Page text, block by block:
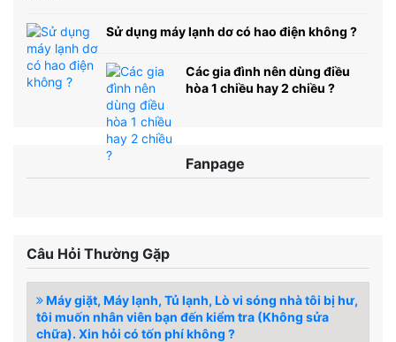
Sử dụng máy lạnh dơ có hao điện không ?
Các gia đình nên dùng điều
hòa 1 chiều hay 2 chiều ?
Fanpage
Câu Hỏi Thường Gặp
Máy giặt, Máy lạnh, Tủ lạnh, Lò vi sóng nhà tôi bị hư,
tôi muốn nhân viên bạn đến kiểm tra (Không sửa
chữa). Xin hỏi có tốn phí không ?